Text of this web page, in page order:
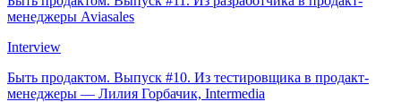
менеджеры Aviasales
Interview
Быть продактом. Выпуск #10. Из тестировщика в продакт-
менеджеры — Лилия Горбачик, Intermedia